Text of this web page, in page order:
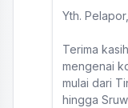
Yth. Pelapor,
Terima
mengenai
mulai dari
hingga